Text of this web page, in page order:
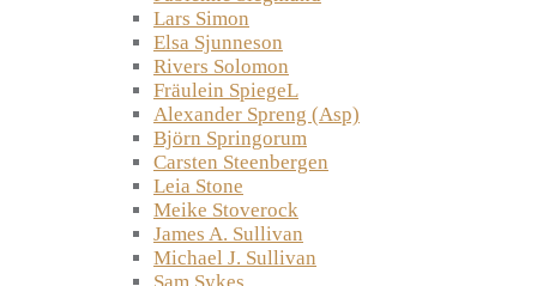
Lars Simon
Elsa Sjunneson
Rivers Solomon
Fräulein SpiegeL
Alexander Spreng (Asp)
Björn Springorum
Carsten Steenbergen
Leia Stone
Meike Stoverock
James A. Sullivan
Michael J. Sullivan